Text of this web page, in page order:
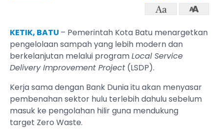
KETIK, BATU – Pemerintah Kota Batu menargetkan
pengelolaan sampah yang lebih modern dan
berkelanjutan melalui programLocal Service
Delivery Improvement Project (LSDP).
Kerja sama dengan Bank Dunia itu akan menyasar
pembenahan sektor hulu terlebih dahulu sebelum
masuk ke pengolahan hilir guna mendukung
target Zero Waste.